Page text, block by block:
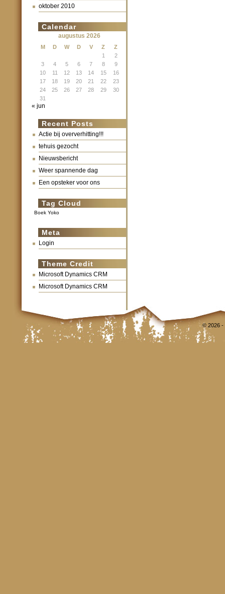
oktober 2010
Calendar
augustus 2026
M D W D V Z
Z
1
2
3
4 5 6 7 8
9
10
11 12 13 14 15
16
17
18 19 20 21 22
23
24
25 26 27 28 29
30
31
« jun
Recent Posts
Actie bij oververhitting!!!
tehuis gezocht
Nieuwsbericht
Weer spannende dag
Een opsteker voor ons
Tag Cloud
Boek Yoko
Meta
Login
Theme Credit
Microsoft Dynamics CRM
Microsoft Dynamics CRM
© 2026 -